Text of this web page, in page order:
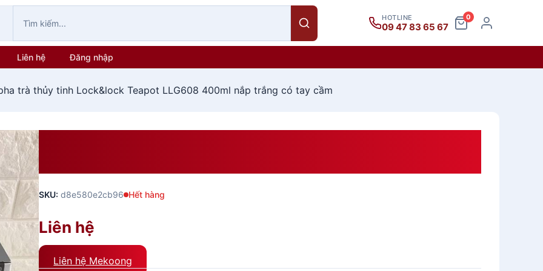
HOTLINE
09 47 83 65 67
0
Liên hệ Đăng nhập
trà thủy tinh Lock&lock Teapot LLG608 400ml nắp trắng có tay cầm
SKU: d8e580e2cb96 Hết hàng
Liên hệ
Liên hệ Mekoong